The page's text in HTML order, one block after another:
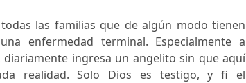
las familias que de algún modo tienen
enfermedad terminal. Especialmente a
diariamente ingresa un angelito sin que aquí
realidad. Solo Dios es testigo, y fi el